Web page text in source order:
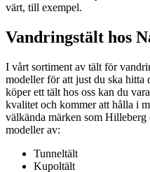
värt, till exempel.
Vandringstält hos
I vårt sortiment av tält för
modeller för att just du ska hitta
köper ett tält hos oss kan du
kvalitet och kommer att hålla i
välkända märken som
modeller av:
Tunneltält
Kupoltält